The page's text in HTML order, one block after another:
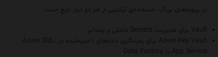
در پروژه‌های بزرگ، استفاده‌ی ترکیبی از هر دو ابزار رایج است:
Vault برای مدیریت Secrets داخلی و چندابر
Azure Key Vault برای رمزنگاری داده‌های ذخیره‌شده در Azure SQL،
App Service یا Data Factory